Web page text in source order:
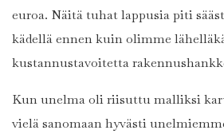
euroa. Näitä tuhat lappusia piti
kädellä ennen kuin olimme
kustannustavoitetta
Kun unelma oli riisuttu malliksi
vielä sanomaan hyvästi